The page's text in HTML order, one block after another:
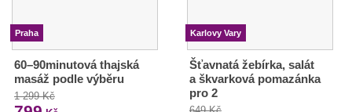
Praha
60–90minutová thajská
masáž podle výběru
1 299 Kč
Karlovy Vary
Šťavnatá žebírka, salát
a škvarková pomazánka
pro 2